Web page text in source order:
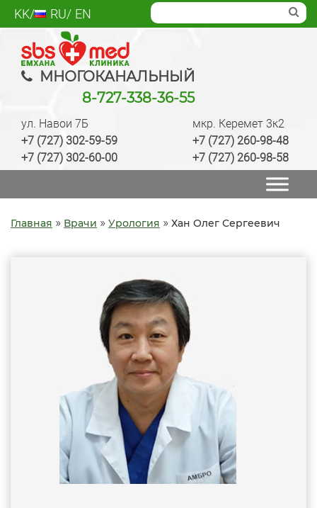
Skip
to
content
KK RU EN
SBS med
Многопрофильный медцентр Алматы,
лаборатория, анализы, диагностика, лечение,
качественно
ул. Навои 7Б
+7 (727) 302-59-59
+7 (727) 302-60-00
мкр. Керемет 3к2
+7 (727) 260-98-48
+7 (727) 260-98-58
МНОГОКАНАЛЬНЫЙ
8-727-338-36-55
Главная » Врачи » Урология » Хан Олег Сергеевич